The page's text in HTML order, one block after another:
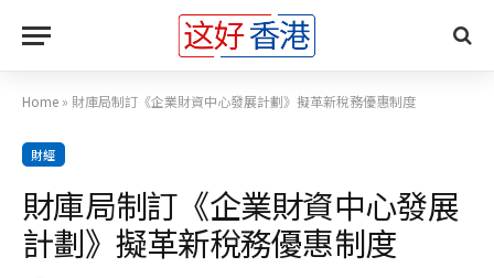
Home » 財庫局制訂《企業財資中心發展計劃》擬革新稅務優惠制度
財經
財庫局制訂《企業財資中心發展
計劃》擬革新稅務優惠制度